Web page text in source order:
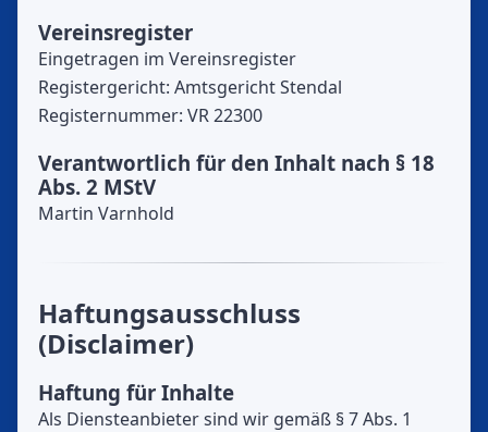
Vereinsregister
Eingetragen im Vereinsregister
Registergericht: Amtsgericht Stendal
Registernummer: VR 22300
Verantwortlich für den Inhalt nach § 18
Abs. 2 MStV
Martin Varnhold
Haftungsausschluss
(Disclaimer)
Haftung für Inhalte
Als Diensteanbieter sind wir gemäß § 7 Abs. 1